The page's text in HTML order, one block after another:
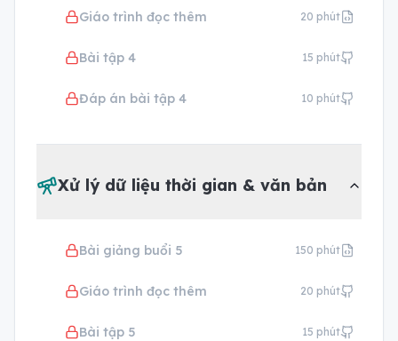
Giáo trình đọc thêm 20 phút
Bài tập 4 15 phút
Đáp án bài tập 4 10 phút
Xử lý dữ liệu thời gian & văn bản
Bài giảng buổi 5 150 phút
Giáo trình đọc thêm 20 phút
Bài tập 5 15 phút